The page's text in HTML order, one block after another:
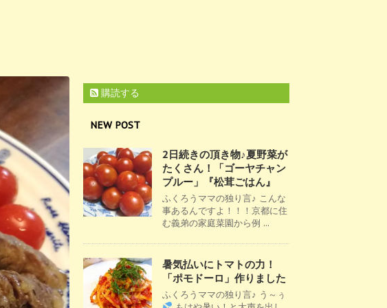
購読する
NEW POST
2日続きの頂き物♪夏野菜が
たくさん！「ゴーヤチャン
プルー」『松茸ごはん』
ふくろうママの独り言♪ こんな
事あるんですよ！！！京都に住
む義弟の家庭菜園から例 ...
暑気払いにトマトの力！
「ポモドーロ」作りました
ふくろうママの独り言♪ う～ぅ